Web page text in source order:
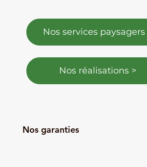
Nos services paysagers
Nos réalisations >
Nos garanties